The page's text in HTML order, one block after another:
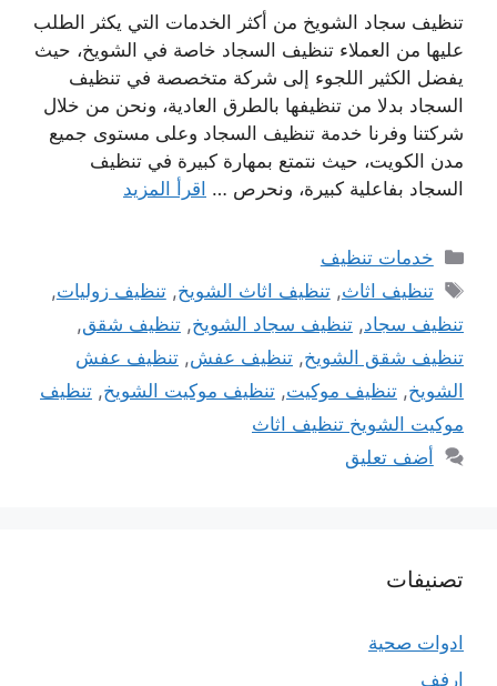
تنظيف سجاد الشويخ من أكثر الخدمات التي يكثر الطلب
عليها من العملاء تنظيف السجاد خاصة في الشويخ، حيث
يفضل الكثير اللجوء إلى شركة متخصصة في تنظيف
السجاد بدلا من تنظيفها بالطرق العادية، ونحن من خلال
شركتنا وفرنا خدمة تنظيف السجاد وعلى مستوى جميع
مدن الكويت، حيث نتمتع بمهارة كبيرة في تنظيف
السجاد بفاعلية كبيرة، ونحرص … اقرأ المزيد
التصنيفات
خدمات تنظيف
الوسوم
تنظيف اثاث,تنظيف اثاث الشويخ,تنظيف زوليات,
تنظيف سجاد, تنظيف سجاد الشويخ, تنظيف شقق,
تنظيف شقق الشويخ, تنظيف عفش, تنظيف عفش
الشويخ, تنظيف موكيت, تنظيف موكيت الشويخ, تنظيف
موكيت الشويخ تنظيف اثاث
أضف تعليق
تصنيفات
ادوات صحية
ارفف